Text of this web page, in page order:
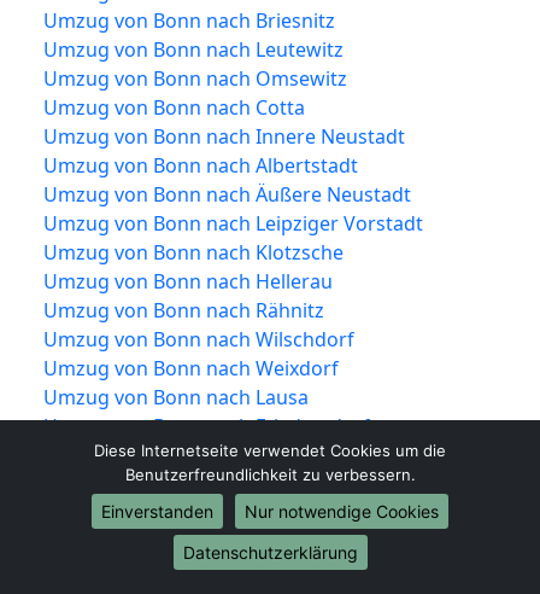
Umzug von Bonn nach Briesnitz
Umzug von Bonn nach Leutewitz
Umzug von Bonn nach Omsewitz
Umzug von Bonn nach Cotta
Umzug von Bonn nach Innere Neustadt
Umzug von Bonn nach Albertstadt
Umzug von Bonn nach Äußere Neustadt
Umzug von Bonn nach Leipziger Vorstadt
Umzug von Bonn nach Klotzsche
Umzug von Bonn nach Hellerau
Umzug von Bonn nach Rähnitz
Umzug von Bonn nach Wilschdorf
Umzug von Bonn nach Weixdorf
Umzug von Bonn nach Lausa
Umzug von Bonn nach Friedersdorf
Umzug von Bonn nach Gomlitz
Umzug von Bonn nach Marsdorf
Umzug von Bonn nach Langebrück
Umzug von Bonn nach Schönborn
Umzug von Bonn nach Pieschen
Diese Internetseite verwendet Cookies um die
Benutzerfreundlichkeit zu verbessern.
Einverstanden
Nur notwendige Cookies
Datenschutzerklärung